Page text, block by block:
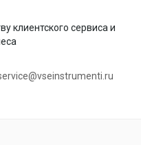
клиентского сервиса и